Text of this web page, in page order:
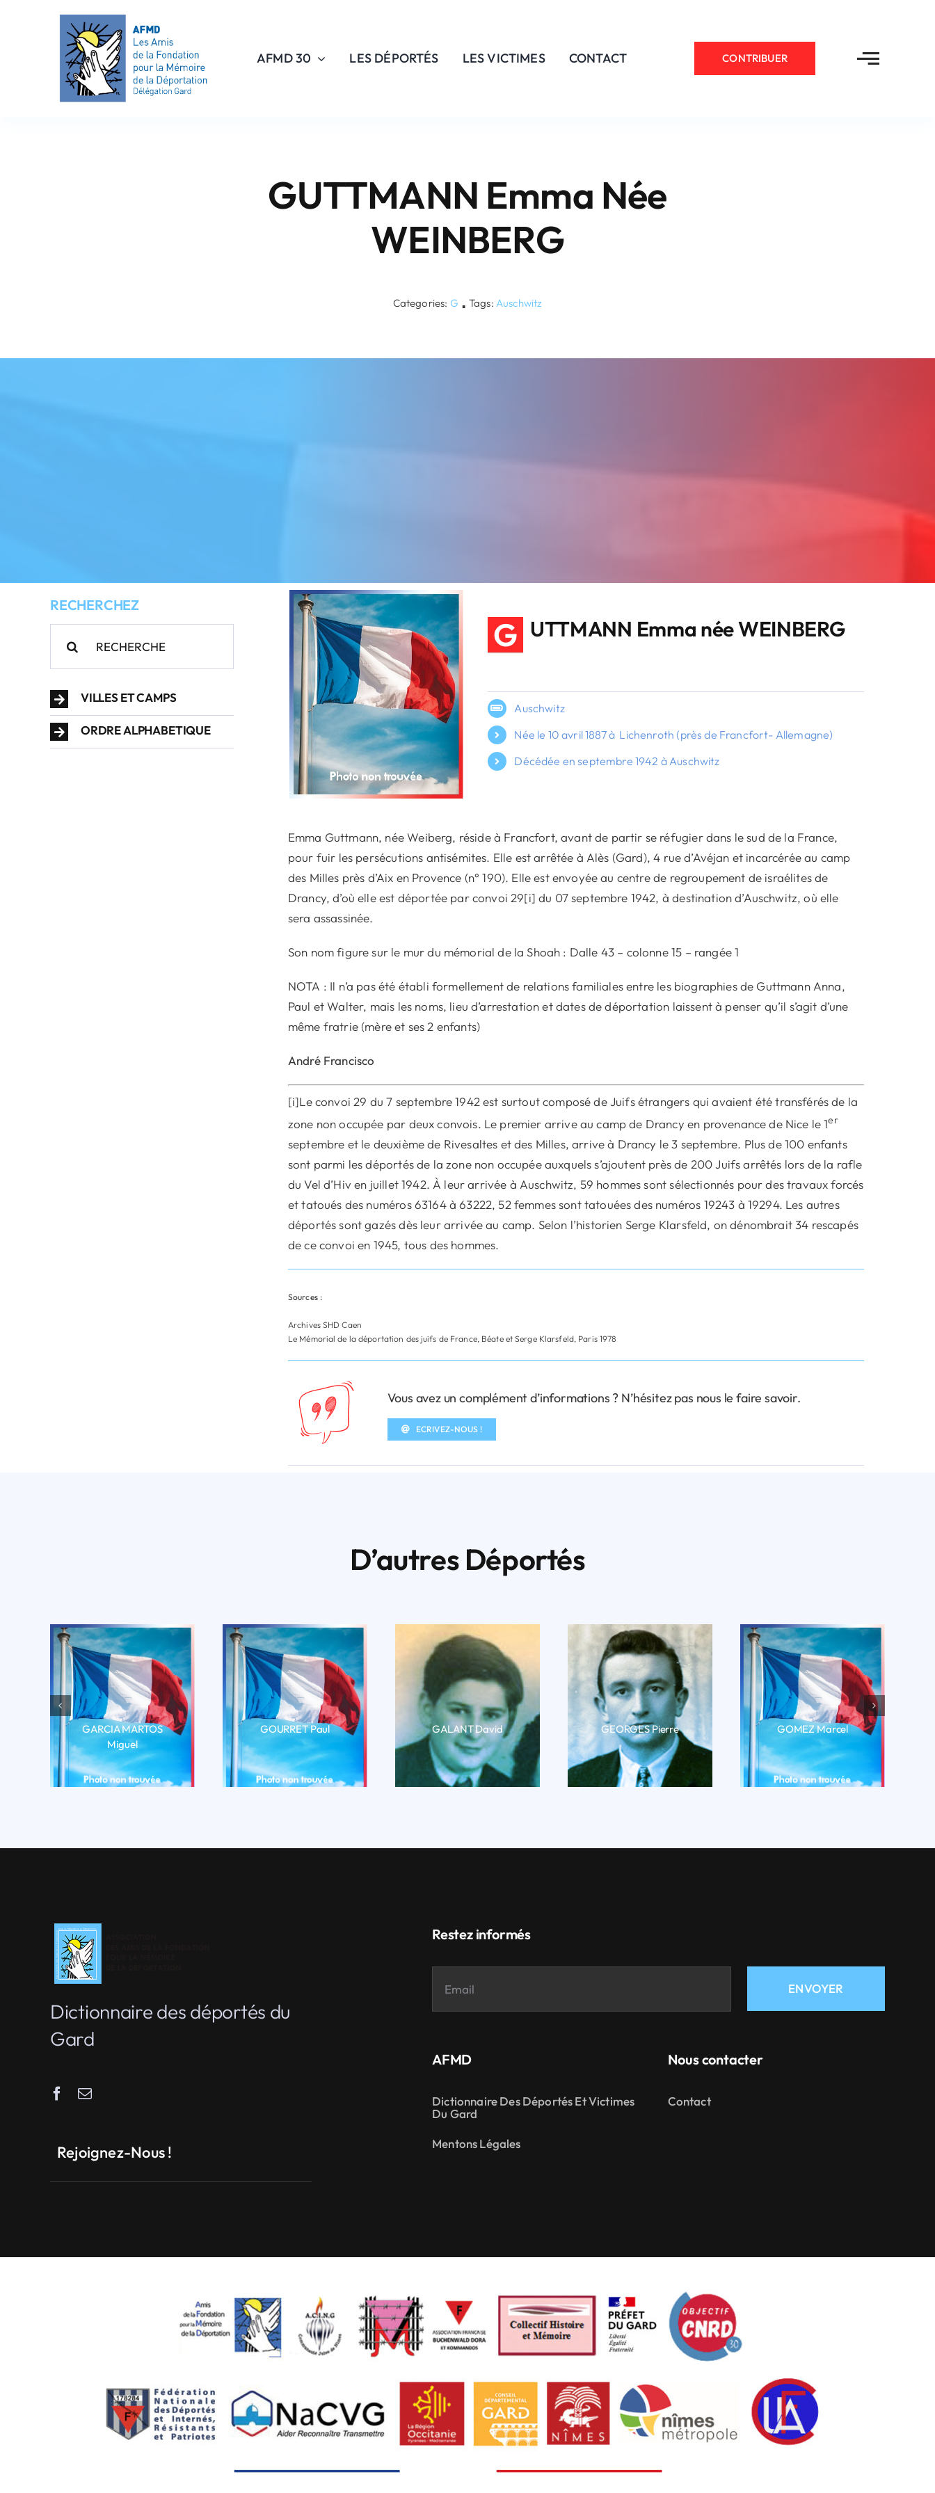
AFMD 30 LES DÉPORTÉS LES VICTIMES CONTACT CONTRIBUER
GUTTMANN Emma Née
WEINBERG
Categories: G ▪ Tags: Auschwitz
RECHERCHEZ
VILLES ET CAMPS
ORDRE ALPHABETIQUE
G UTTMANN Emma née WEINBERG
Auschwitz
Née le 10 avril 1887 à Lichenroth (près de Francfort- Allemagne)
Décédée en septembre 1942 à Auschwitz
Emma Guttmann, née Weiberg, réside à Francfort, avant de partir se réfugier dans le sud de la France,
pour fuir les persécutions antisémites. Elle est arrêtée à Alès (Gard), 4 rue d’Avéjan et incarcérée au camp
des Milles près d’Aix en Provence (n° 190). Elle est envoyée au centre de regroupement de israélites de
Drancy, d’où elle est déportée par convoi 29[i] du 07 septembre 1942, à destination d’Auschwitz, où elle
sera assassinée.
Son nom figure sur le mur du mémorial de la Shoah : Dalle 43 – colonne 15 – rangée 1
NOTA : Il n’a pas été établi formellement de relations familiales entre les biographies de Guttmann Anna,
Paul et Walter, mais les noms, lieu d’arrestation et dates de déportation laissent à penser qu’il s’agit d’une
même fratrie (mère et ses 2 enfants)
André Francisco
[i]Le convoi 29 du 7 septembre 1942 est surtout composé de Juifs étrangers qui avaient été transférés de la
zone non occupée par deux convois. Le premier arrive au camp de Drancy en provenance de Nice le 1er
septembre et le deuxième de Rivesaltes et des Milles, arrive à Drancy le 3 septembre. Plus de 100 enfants
sont parmi les déportés de la zone non occupée auxquels s’ajoutent près de 200 Juifs arrêtés lors de la rafle
du Vel d’Hiv en juillet 1942. À leur arrivée à Auschwitz, 59 hommes sont sélectionnés pour des travaux forcés
et tatoués des numéros 63164 à 63222, 52 femmes sont tatouées des numéros 19243 à 19294. Les autres
déportés sont gazés dès leur arrivée au camp. Selon l’historien Serge Klarsfeld, on dénombrait 34 rescapés
de ce convoi en 1945, tous des hommes.
Sources :
Archives SHD Caen
Le Mémorial de la déportation des juifs de France, Béate et Serge Klarsfeld, Paris 1978
Vous avez un complément d’informations ? N’hésitez pas nous le faire savoir.
ECRIVEZ-NOUS !
D’autres Déportés
GARCIA MARTOS
Miguel
LIRE LA BIO
GOURRET Paul
LIRE LA BIO
GALANT David
LIRE LA BIO
GEORGES Pierre
LIRE LA BIO
GOMEZ Marcel
LIRE LA BIO
Dictionnaire des déportés du
Gard
Rejoignez-Nous !
Restez informés
ENVOYER
AFMD
Dictionnaire Des Déportés Et Victimes
Du Gard
Mentons Légales
Nous contacter
Contact